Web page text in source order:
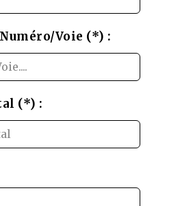
Voie (*) :
(*) :